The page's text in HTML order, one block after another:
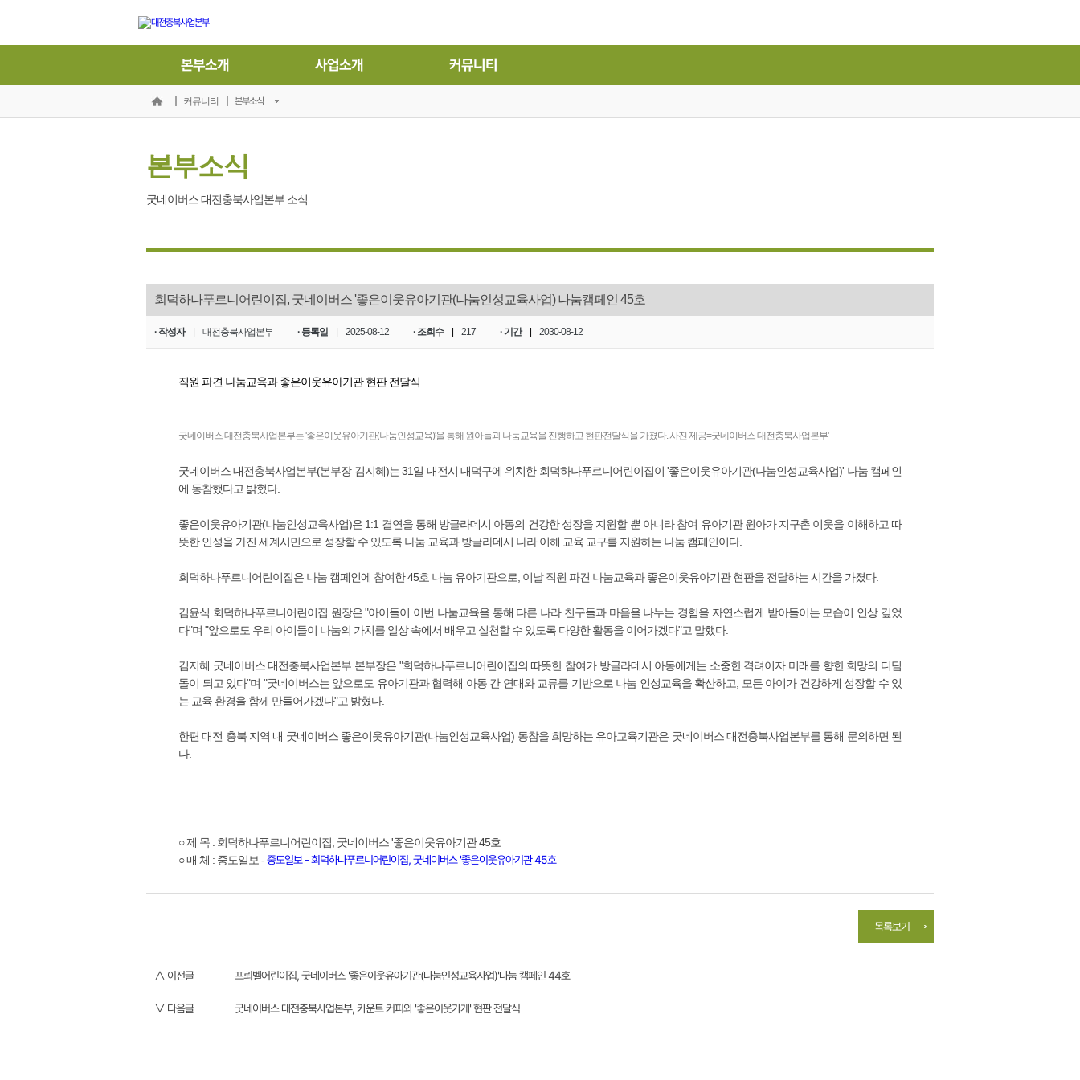
본부소개 사업소개 커뮤니티
커뮤니티 본부소식
본부소식
굿네이버스 대전충북사업본부 소식
회덕하나푸르니어린이집, 굿네이버스 '좋은이웃유아기관(나눔인성교육사업) 나눔캠페인 45호
· 작성자 대전충북사업본부 · 등록일 2025-08-12 · 조회수 217 · 기간 2030-08-12
직원 파견 나눔교육과 좋은이웃유아기관 현판 전달식
굿네이버스 대전충북사업본부는 '좋은이웃유아기관(나눔인성교육)'을 통해 원아들과 나눔교육을 진행하고 현판전달식을 가졌다. 사진 제공=굿네이버스 대전충북사업본부'
굿네이버스 대전충북사업본부(본부장 김지혜)는 31일 대전시 대덕구에 위치한 회덕하나푸르니어린이집이 '좋은이웃유아기관(나눔인성교육사업)' 나눔 캠페인
에 동참했다고 밝혔다.
좋은이웃유아기관(나눔인성교육사업)은 1:1 결연을 통해 방글라데시 아동의 건강한 성장을 지원할 뿐 아니라 참여 유아기관 원아가 지구촌 이웃을 이해하고 따
뜻한 인성을 가진 세계시민으로 성장할 수 있도록 나눔 교육과 방글라데시 나라 이해 교육 교구를 지원하는 나눔 캠페인이다.
회덕하나푸르니어린이집은 나눔 캠페인에 참여한 45호 나눔 유아기관으로, 이날 직원 파견 나눔교육과 좋은이웃유아기관 현판을 전달하는 시간을 가졌다.
김윤식 회덕하나푸르니어린이집 원장은 "아이들이 이번 나눔교육을 통해 다른 나라 친구들과 마음을 나누는 경험을 자연스럽게 받아들이는 모습이 인상 깊었
다"며 "앞으로도 우리 아이들이 나눔의 가치를 일상 속에서 배우고 실천할 수 있도록 다양한 활동을 이어가겠다"고 말했다.
김지혜 굿네이버스 대전충북사업본부 본부장은 "회덕하나푸르니어린이집의 따뜻한 참여가 방글라데시 아동에게는 소중한 격려이자 미래를 향한 희망의 디딤
돌이 되고 있다"며 "굿네이버스는 앞으로도 유아기관과 협력해 아동 간 연대와 교류를 기반으로 나눔 인성교육을 확산하고, 모든 아이가 건강하게 성장할 수 있
는 교육 환경을 함께 만들어가겠다"고 밝혔다.
한편 대전 충북 지역 내 굿네이버스 좋은이웃유아기관(나눔인성교육사업) 동참을 희망하는 유아교육기관은 굿네이버스 대전충북사업본부를 통해 문의하면 된
다.
○ 제 목 : 회덕하나푸르니어린이집, 굿네이버스 '좋은이웃유아기관 45호
○ 매 체 : 중도일보 -중도일보 - 회덕하나푸르니어린이집, 굿네이버스 '좋은이웃유아기관 45호
목록보기
∧ 이전글 프뢰벨어린이집, 굿네이버스 '좋은이웃유아기관(나눔인성교육사업)'나눔 캠페인 44호
∨ 다음글 굿네이버스 대전충북사업본부, 카운트 커피와 '좋은이웃가게' 현판 전달식